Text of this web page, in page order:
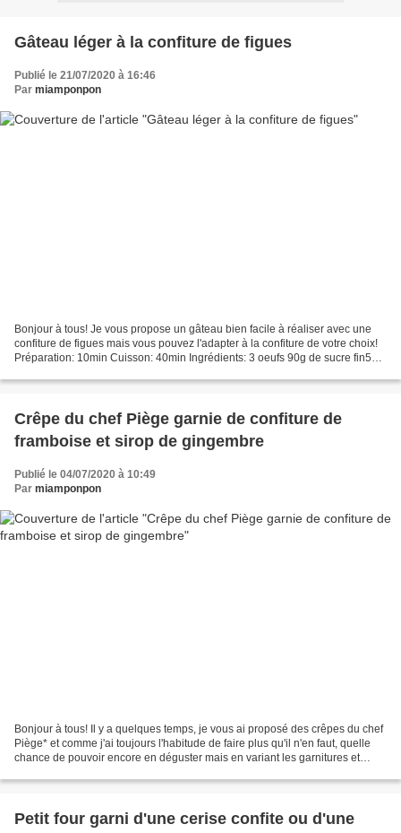
Gâteau léger à la confiture de figues
Publié le 21/07/2020 à 16:46
Par miamponpon
Bonjour à tous! Je vous propose un gâteau bien facile à réaliser avec une
confiture de figues mais vous pouvez l'adapter à la confiture de votre choix!
Préparation: 10min Cuisson: 40min Ingrédients: 3 oeufs 90g de sucre fin50g
Crêpe du chef Piège garnie de confiture de
framboise et sirop de gingembre
Publié le 04/07/2020 à 10:49
Par miamponpon
Bonjour à tous! Il y a quelques temps, je vous ai proposé des crêpes du chef
Piège* et comme j'ai toujours l'habitude de faire plus qu'il n'en faut, quelle
chance de pouvoir encore en déguster mais en variant les garnitures et
Petit four garni d'une cerise confite ou d'une